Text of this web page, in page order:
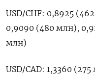
USD/CHF: 0,8925
0,9090 (480 млн),
млн)
USD/CAD: 1,3360